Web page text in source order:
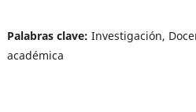
Palabras clave: Investigación,
académica